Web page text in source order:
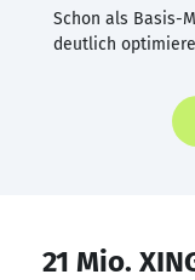
Schon als Basis-
deutlich
21 Mio.